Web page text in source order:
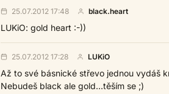
25.07.2012 17:48 black.heart
LUKiO: gold heart :-))
25.07.2012 17:28 LUKiO
Až to své básnické střevo jednou vydáš
Nebudeš black ale gold...těším se ;)